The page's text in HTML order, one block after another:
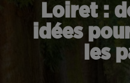
Loiret :
idées
les